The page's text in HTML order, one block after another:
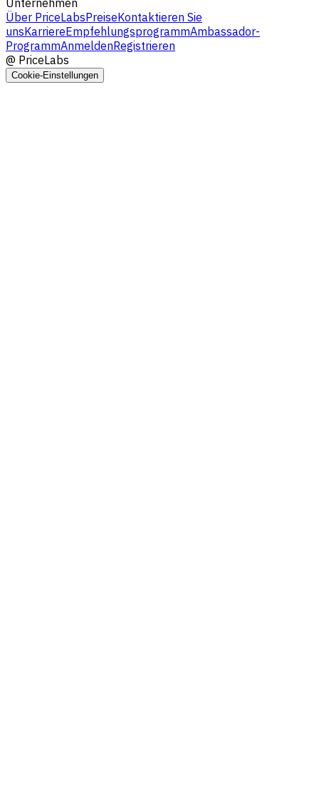
Über PriceLabsPreiseKontaktieren Sie
unsKarriereEmpfehlungsprogrammAmbassador-
ProgrammAnmeldenRegistrieren
@ PriceLabs
Cookie-Einstellungen